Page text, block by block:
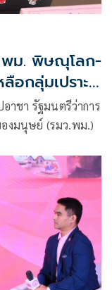
พม. พิษณุโลก-
อกลุ่มเปราะ
นองฟ้า
าชา รัฐมนตรีว่าการ
งมนุษย์ (รมว.พม.)